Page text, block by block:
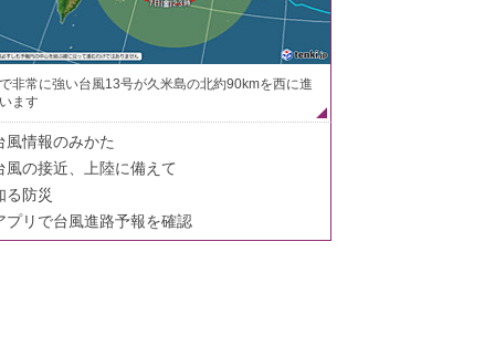
非常に強い台風13号が久米島の北約90kmを西に進
ます
風情報のみかた
風の接近、上陸に備えて
る防災
プリで台風進路予報を確認